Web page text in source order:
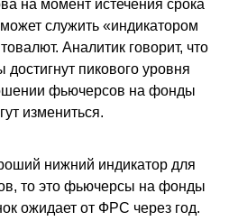
на момент истечения срока
служить «индикатором
Аналитик говорит, что
достигнут пикового уровня
фьючерсов на фонды
измениться.
нижний индикатор для
то это фьючерсы на фонды
ожидает от ФРС через год.